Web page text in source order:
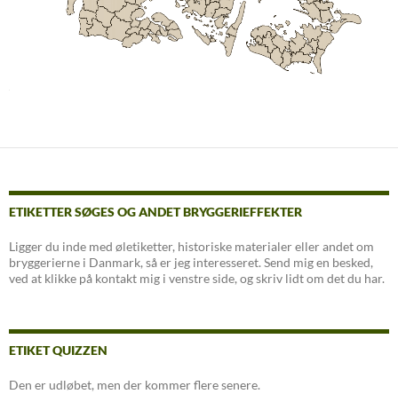
ETIKETTER SØGES OG ANDET BRYGGERIEFFEKTER
Ligger du inde med øletiketter, historiske materialer eller andet om
bryggerierne i Danmark, så er jeg interesseret. Send mig en besked,
ved at klikke på kontakt mig i venstre side, og skriv lidt om det du har.
ETIKET QUIZZEN
Den er udløbet, men der kommer flere senere.